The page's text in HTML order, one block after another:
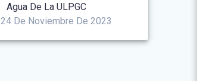
Agua De La ULPGC
24 De Noviembre De 2023